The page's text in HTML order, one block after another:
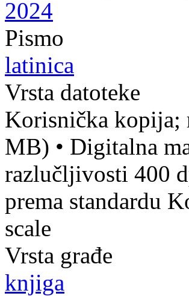
2024
Pismo
latinica
Vrsta datoteke
Korisnička kopija;
MB) • Digitalna
razlučljivosti 400
prema standardu
scale
Vrsta građe
knjiga